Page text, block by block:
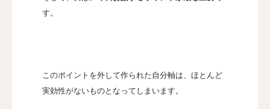
す。
このポイントを外して作られた自分軸は、ほとんど
実効性がないものとなってしまいます。